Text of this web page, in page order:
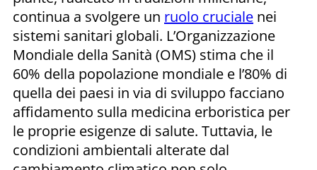
continua a svolgere un ruolo cruciale nei
sistemi sanitari globali. L’Organizzazione
Mondiale della Sanità (OMS) stima che il
60% della popolazione mondiale e l’80% di
quella dei paesi in via di sviluppo facciano
affidamento sulla medicina erboristica per
le proprie esigenze di salute. Tuttavia, le
condizioni ambientali alterate dal